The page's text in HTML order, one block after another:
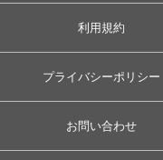
利用規約
プライバシーポリシー
お問い合わせ